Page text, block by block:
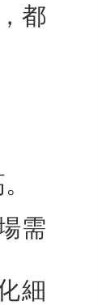
，都
需
細